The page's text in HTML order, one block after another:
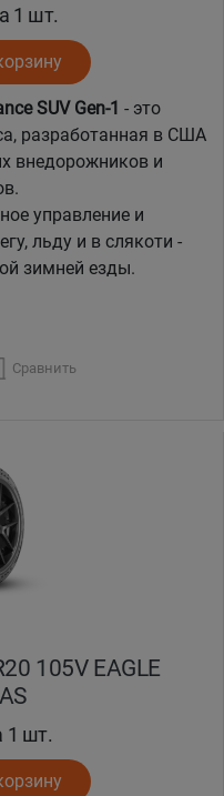
1 шт.
SUV Gen-1 - это
разработанная в США
внедорожников и
управление и
льду и в слякоти -
зимней езды.
Сравнить
105V EAGLE
1 шт.